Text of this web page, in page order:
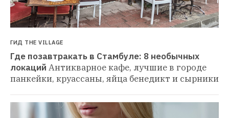
ГИД THE VILLAGE
Где позавтракать в Стамбуле: 8 необычных
локаций Антикварное кафе, лучшие в городе
панкейки, круассаны, яйца бенедикт и сырники